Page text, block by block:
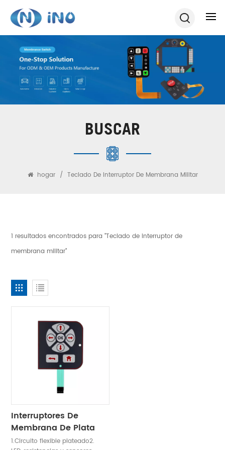
BUSCAR
hogar / Teclado De Interruptor De Membrana Militar
1 resultados encontrados para "Teclado de interruptor de
membrana militar"
Interruptores De
Membrana De Plata
FFC Personalizados
1.Circuito flexible plateado2.